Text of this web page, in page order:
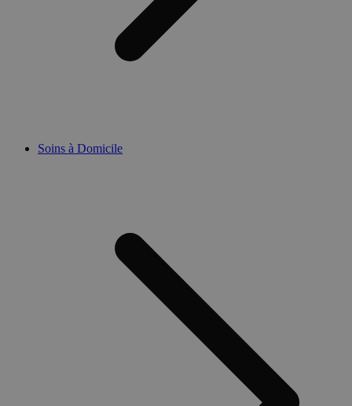
Soins à Domicile